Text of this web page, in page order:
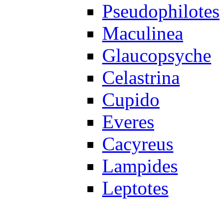
Pseudophilotes
Maculinea
Glaucopsyche
Celastrina
Cupido
Everes
Cacyreus
Lampides
Leptotes